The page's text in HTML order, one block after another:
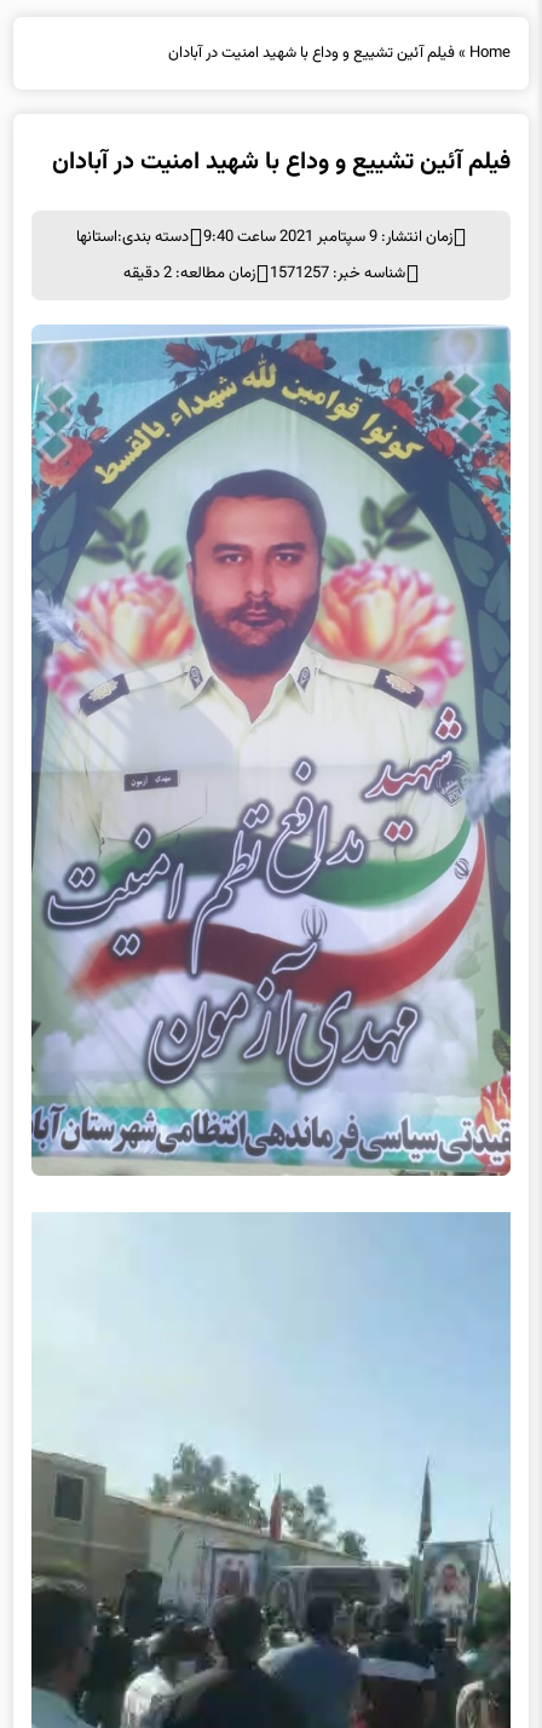
Home
»فیلم آئین تشییع و وداع با شهید امنیت در آبادان
فیلم آئین تشییع و وداع با شهید امنیت در آبادان
زمان انتشار: 9 سپتامبر 2021 ساعت 9:40 دسته بندی:استانها
شناسه خبر: 1571257
زمان مطالعه: 2 دقیقه